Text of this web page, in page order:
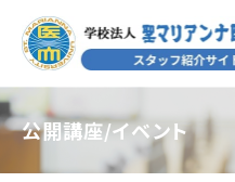
公開講座/イベント